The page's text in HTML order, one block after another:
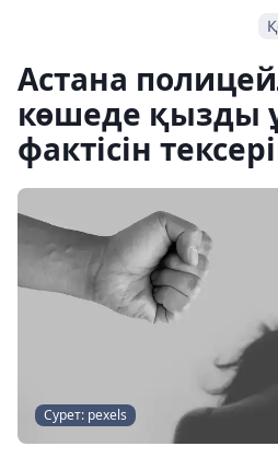
Астана
көшеде қызды
фактісін
Сурет: pexels